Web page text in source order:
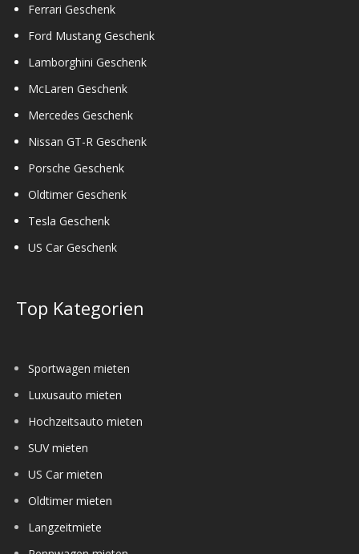
Ferrari Geschenk
Ford Mustang Geschenk
Lamborghini Geschenk
McLaren Geschenk
Mercedes Geschenk
Nissan GT-R Geschenk
Porsche Geschenk
Oldtimer Geschenk
Tesla Geschenk
US Car Geschenk
Top Kategorien
Sportwagen mieten
Luxusauto mieten
Hochzeitsauto mieten
SUV mieten
US Car mieten
Oldtimer mieten
Langzeitmiete